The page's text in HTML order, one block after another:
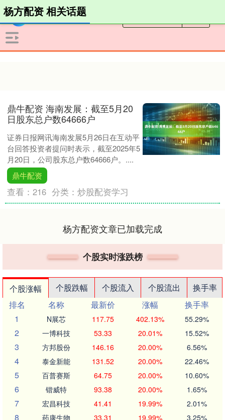
杨方配资 相关话题
鼎牛配资 海南发展：截至5月20
日股东总户数64666户
证券日报网讯海南发展5月26日在互动平
台回答投资者提问时表示，截至2025年5
月20日，公司股东总户数64666户。....
鼎牛配资
查看：216 分类：炒股配资学习
杨方配资文章已加载完成
个股实时涨跌榜
个股涨幅 个股跌幅 个股流入 个股流出
换手率
排名
名称 最新价 涨幅
换手率
1
N展芯 117.75 402.13% 55.29%
2 一博科技 53.33 20.01% 15.52%
3 方邦股份 146.16 20.00% 6.56%
4 泰金新能 131.52 20.00% 22.46%
5 百普赛斯 64.75 20.00% 10.60%
6 锴威特 93.38 20.00% 1.65%
7 宏昌科技 41.41 19.99% 2.01%
8 药康生物 33.31 19.99% 3.25%